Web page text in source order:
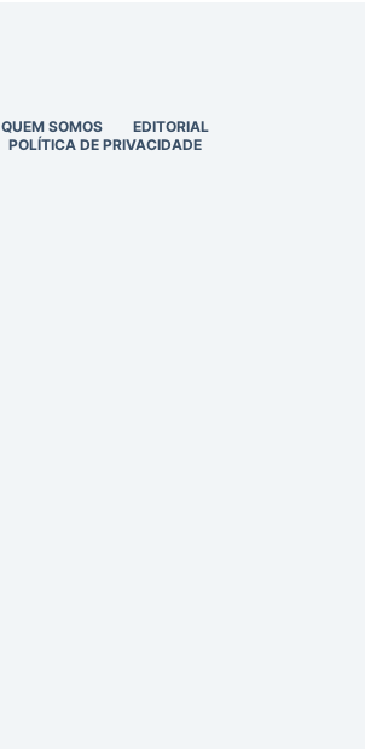
QUEM SOMOS
EDITORIAL
POLÍTICA DE PRIVACIDADE